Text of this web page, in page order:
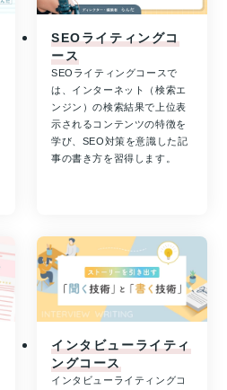
SEOライティングコ
ース
SEOライティングコースで
は、インターネット（検索エ
ンジン）の検索結果で上位表
示されるコンテンツの特徴を
学び、SEO対策を意識した記
事の書き方を習得します。
インタビューライティ
ングコース
インタビューライティングコ